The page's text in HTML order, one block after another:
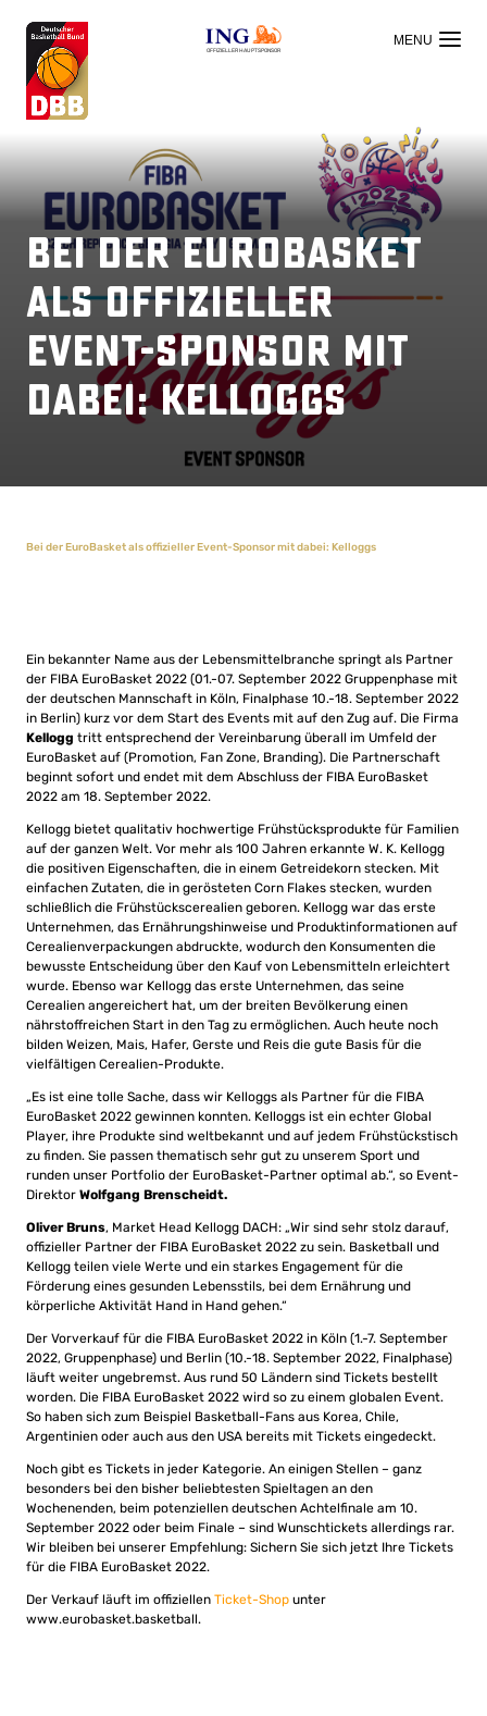
OFFIZIELLER HAUPTSPONSOR
Bei der EuroBasket
als offizieller
Event-Sponsor mit
dabei: Kelloggs
Bei der EuroBasket als offizieller Event-Sponsor mit dabei: Kelloggs
Ein bekannter Name aus der Lebensmittelbranche springt als Partner
der FIBA EuroBasket 2022 (01.-07. September 2022 Gruppenphase mit
der deutschen Mannschaft in Köln, Finalphase 10.-18. September 2022
in Berlin) kurz vor dem Start des Events mit auf den Zug auf. Die Firma
Kellogg tritt entsprechend der Vereinbarung überall im Umfeld der
EuroBasket auf (Promotion, Fan Zone, Branding). Die Partnerschaft
beginnt sofort und endet mit dem Abschluss der FIBA EuroBasket
2022 am 18. September 2022.
Kellogg bietet qualitativ hochwertige Frühstücksprodukte für Familien
auf der ganzen Welt. Vor mehr als 100 Jahren erkannte W. K. Kellogg
die positiven Eigenschaften, die in einem Getreidekorn stecken. Mit
einfachen Zutaten, die in gerösteten Corn Flakes stecken, wurden
schließlich die Frühstückscerealien geboren. Kellogg war das erste
Unternehmen, das Ernährungshinweise und Produktinformationen auf
Cerealienverpackungen abdruckte, wodurch den Konsumenten die
bewusste Entscheidung über den Kauf von Lebensmitteln erleichtert
wurde. Ebenso war Kellogg das erste Unternehmen, das seine
Cerealien angereichert hat, um der breiten Bevölkerung einen
nährstoffreichen Start in den Tag zu ermöglichen. Auch heute noch
bilden Weizen, Mais, Hafer, Gerste und Reis die gute Basis für die
vielfältigen Cerealien-Produkte.
„Es ist eine tolle Sache, dass wir Kelloggs als Partner für die FIBA
EuroBasket 2022 gewinnen konnten. Kelloggs ist ein echter Global
Player, ihre Produkte sind weltbekannt und auf jedem Frühstückstisch
zu finden. Sie passen thematisch sehr gut zu unserem Sport und
runden unser Portfolio der EuroBasket-Partner optimal ab.“, so Event-
Direktor Wolfgang Brenscheidt.
Oliver Bruns, Market Head Kellogg DACH: „Wir sind sehr stolz darauf,
offizieller Partner der FIBA EuroBasket 2022 zu sein. Basketball und
Kellogg teilen viele Werte und ein starkes Engagement für die
Förderung eines gesunden Lebensstils, bei dem Ernährung und
körperliche Aktivität Hand in Hand gehen.“
Der Vorverkauf für die FIBA EuroBasket 2022 in Köln (1.-7. September
2022, Gruppenphase) und Berlin (10.-18. September 2022, Finalphase)
läuft weiter ungebremst. Aus rund 50 Ländern sind Tickets bestellt
worden. Die FIBA EuroBasket 2022 wird so zu einem globalen Event.
So haben sich zum Beispiel Basketball-Fans aus Korea, Chile,
Argentinien oder auch aus den USA bereits mit Tickets eingedeckt.
Noch gibt es Tickets in jeder Kategorie. An einigen Stellen – ganz
besonders bei den bisher beliebtesten Spieltagen an den
Wochenenden, beim potenziellen deutschen Achtelfinale am 10.
September 2022 oder beim Finale – sind Wunschtickets allerdings rar.
Wir bleiben bei unserer Empfehlung: Sichern Sie sich jetzt Ihre Tickets
für die FIBA EuroBasket 2022.
Der Verkauf läuft im offiziellen Ticket-Shop unter
www.eurobasket.basketball.